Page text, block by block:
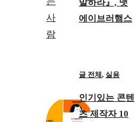
말하라』, 맷
에이브러햄스
글 전체 , 실용
인기있는 콘텐
츠 제작자 10